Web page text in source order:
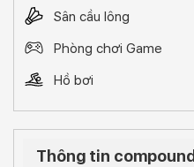
Sân cầu lông
Phòng chơi Game
Hồ bơi
Thông tin compound